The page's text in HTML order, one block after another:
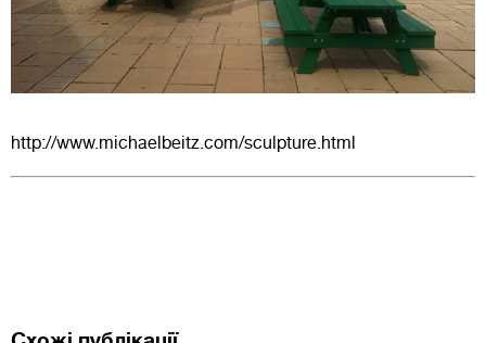
http://www.michaelbeitz.com/sculpture.html